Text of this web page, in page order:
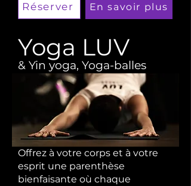
Réserver En savoir plus
Yoga LUV
& Yin yoga, Yoga-balles
Offrez à votre corps et à votre
esprit une parenthèse
bienfaisante où chaque